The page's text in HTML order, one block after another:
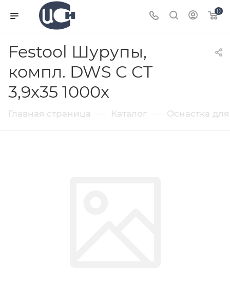
0
Festool Шурупы,
компл. DWS C CT
3,9x35 1000x
Главная страница Каталог Оснастка